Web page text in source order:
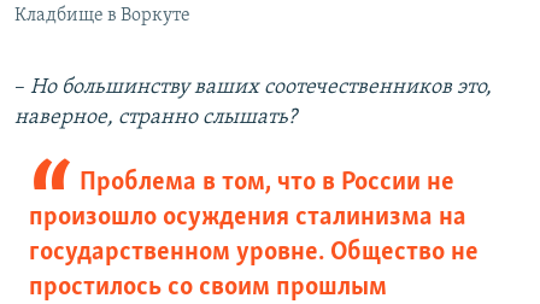
Кладбище в Воркуте
– Но большинству ваших соотечественников это,
наверное, странно слышать?
Проблема в том, что в России не
произошло осуждения сталинизма на
государственном уровне. Общество не
простилось со своим прошлым